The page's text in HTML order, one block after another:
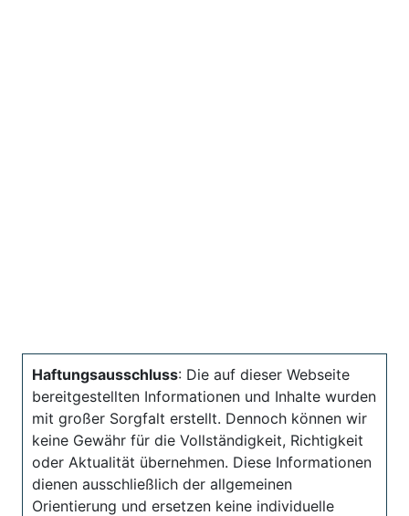
Haftungsausschluss: Die auf dieser Webseite
bereitgestellten Informationen und Inhalte wurden
mit großer Sorgfalt erstellt. Dennoch können wir
keine Gewähr für die Vollständigkeit, Richtigkeit
oder Aktualität übernehmen. Diese Informationen
dienen ausschließlich der allgemeinen
Orientierung und ersetzen keine individuelle